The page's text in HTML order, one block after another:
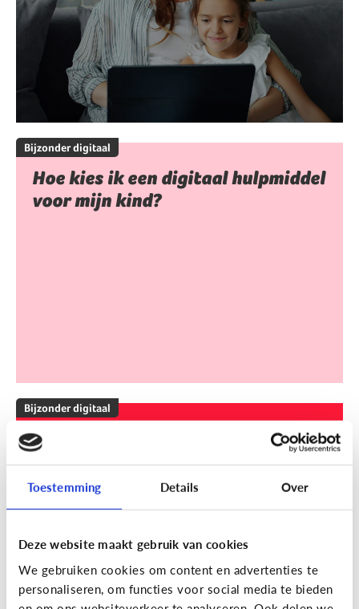
Toestemming Details Over
Deze website maakt gebruik van cookies
We gebruiken cookies om content en advertenties te
personaliseren, om functies voor social media te bieden
Bijzonder digitaal
Hoe kies ik een digitaal hulpmiddel
voor mijn kind?
Bijzonder digitaal
Mijn kind is slechthorend of doof.
Welke apps of toepassingen
kunnen helpen?